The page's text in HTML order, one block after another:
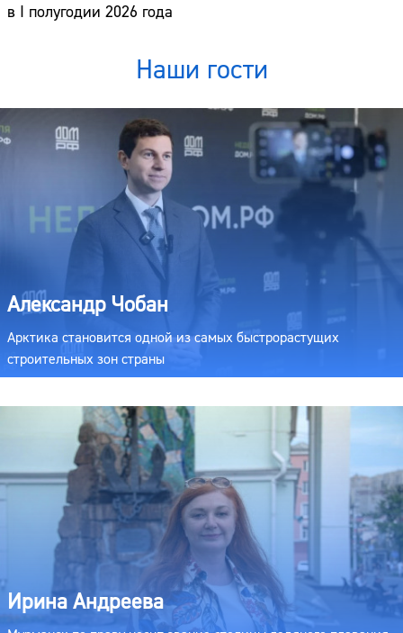
в I полугодии 2026 года
Наши гости
Александр Чобан
Арктика становится одной из самых быстрорастущих
строительных зон страны
Ирина Андреева